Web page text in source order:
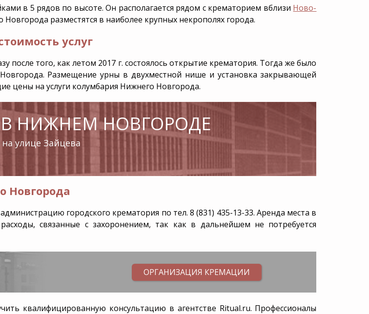
Уборка и
УСЗН
умер близкий
Калькулятор поминок
в 5 рядов по высоте. Он располагается рядом с крематорием вблизи Ново-
разместятся в наиболее крупных некрополях города.
услуг
после того, как летом 2017 г. состоялось открытие крематория. Тогда же было
. Размещение урны в двухместной нише и установка закрывающей
цены на услуги колумбария Нижнего Новгорода.
НИЖНЕМ НОВГОРОДЕ
на улице Зайцева
Новгорода
городского крематория по тел. 8 (831) 435-13-33. Аренда места в
связанные с захоронением, так как в дальнейшем не потребуется
ОРГАНИЗАЦИЯ КРЕМАЦИИ
квалифицированную консультацию в агентстве Ritual.ru. Профессионалы